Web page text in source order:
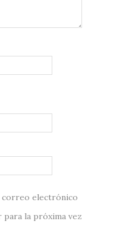
correo electrónico
para la próxima vez